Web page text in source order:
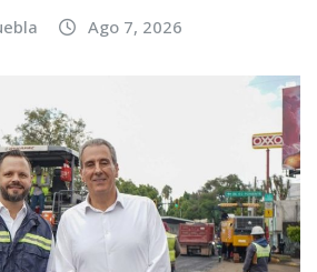
Ago 7, 2026